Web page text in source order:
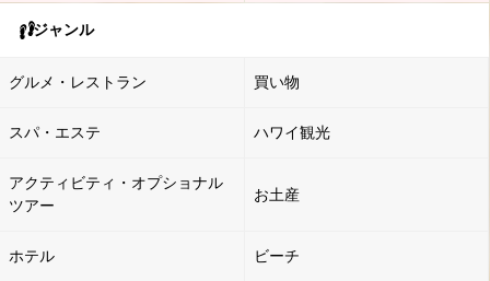
ジャンル
グルメ・レストラン 買い物
スパ・エステ ハワイ観光
アクティビティ・オプショナル
ツアー
お土産
ホテル ビーチ